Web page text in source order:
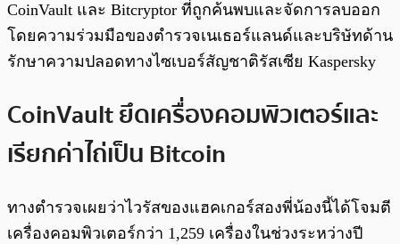
CoinVault และ Bitcryptor ที่ถูกค้นพบและจัดการลบออก
โดยความร่วมมือของตำรวจเนเธอร์แลนด์และบริษัทด้าน
รักษาความปลอดทางไซเบอร์สัญชาติรัสเซีย Kaspersky
CoinVault ยึดเครื่องคอมพิวเตอร์และ
เรียกค่าไถ่เป็น Bitcoin
ทางตำรวจเผยว่าไวรัสของแฮคเกอร์สองพี่น้องนี้ได้โจมตี
เครื่องคอมพิวเตอร์กว่า 1,259 เครื่องในช่วงระหว่างปี